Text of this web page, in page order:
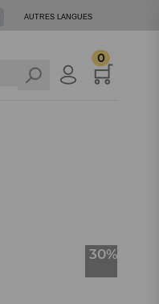
AUTRES LANGUES
0
30%